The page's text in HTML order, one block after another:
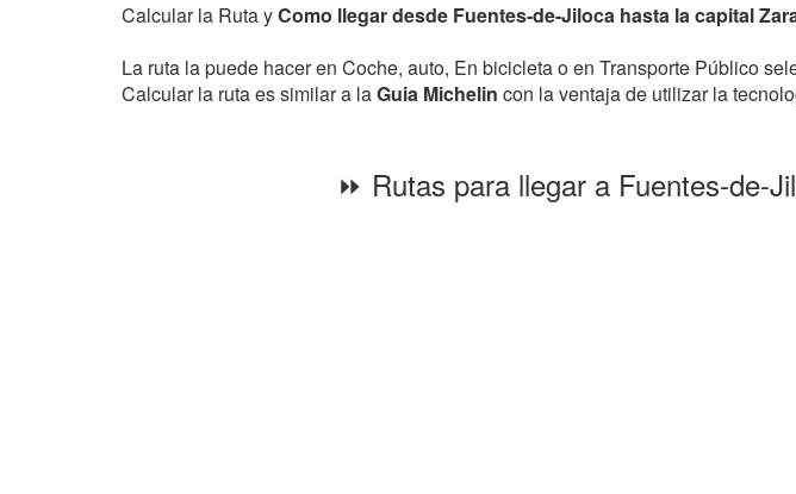
Calcular la Ruta yComo llegar desde Fuentes-de-Jiloca hasta la capital
La ruta la puede hacer en Coche, auto, En bicicleta o en Transporte Público
Calcular la ruta es similar a laGuia Michelin con la ventaja de utilizar la
⏩ Rutas para llegar a Fuentes-de-